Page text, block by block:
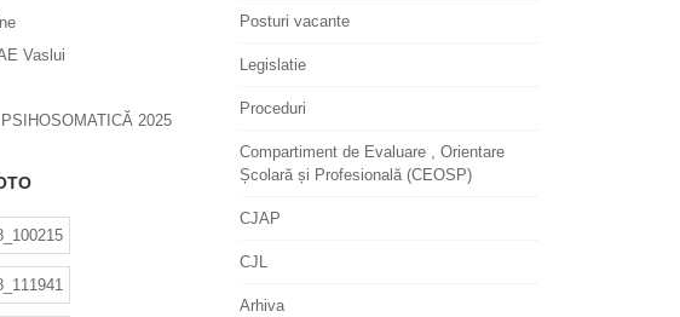
Vaslui
2025
Posturi vacante
Legislatie
Proceduri
Compartiment de Evaluare , Orientare
Școlară și Profesională (CEOSP)
CJAP
CJL
Arhiva